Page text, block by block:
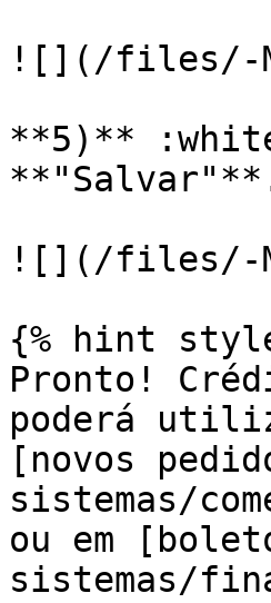
![](/files/-
**5)**
![](/files/-
{% hint
Pronto!
poderá
[novos
sistemas/
ou em
sistemas/